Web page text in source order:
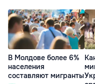
В Молдове более 6%
населения
составляют мигранты